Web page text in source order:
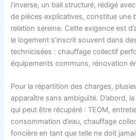
l’inverse, un bail structuré, rédigé
de pièces explicatives, constitue une
relation sereine. Cette exigence est
le logement s’inscrit souvent dans
technicisées : chauffage collectif
équipements communs, rénovation
Pour la répartition des charges,
apparaître sans ambiguïté. D’abord, la
qui peut être récupéré : TEOM,
consommation d’eau, chauffage
foncière en tant que telle ne doit